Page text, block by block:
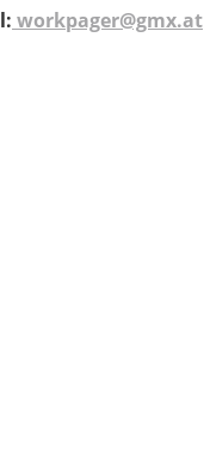
workpager@gmx.at